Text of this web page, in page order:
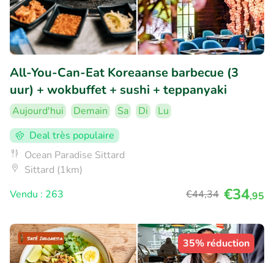
All-You-Can-Eat Koreaanse barbecue (3
uur) + wokbuffet + sushi + teppanyaki
Aujourd'hui Demain Sa Di
Lu
Deal très populaire
Ocean Paradise Sittard
Sittard (1km)
Vendu : 263
€44,34 €34,95
35% réduction